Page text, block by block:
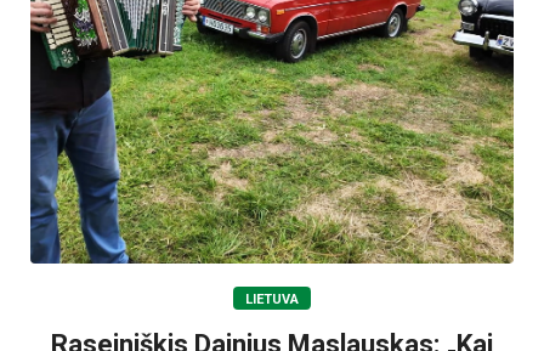
LIETUVA
Raseiniškis Dainius Maslauskas: „Kai